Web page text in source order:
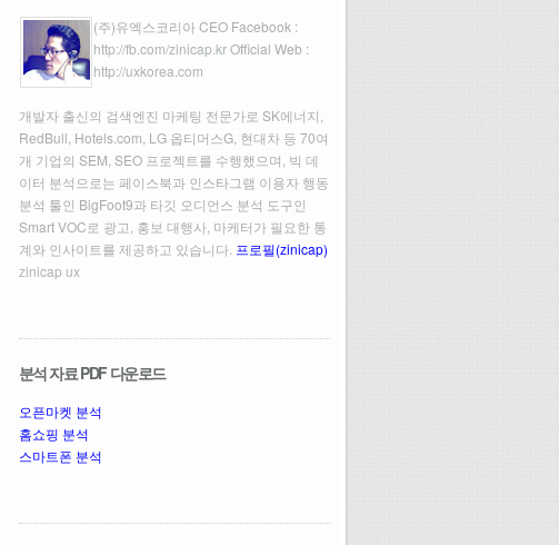
(주)유엑스코리아 CEO Facebook :
http://fb.com/zinicap.krOfficial Web :
http://uxkorea.com
개발자 출신의 검색엔진 마케팅 전문가로 SK에너지,
RedBull, Hotels.com, LG 옵티머스G, 현대차 등 70여
개 기업의 SEM, SEO 프로젝트를 수행했으며, 빅 데
이터 분석으로는 페이스북과 인스타그램 이용자 행동
분석 툴인 BigFoot9과 타깃 오디언스 분석 도구인
Smart VOC로 광고, 홍보 대행사, 마케터가 필요한 통
계와 인사이트를 제공하고 있습니다. 프로필(zinicap)
zinicap ux
분석 자료 PDF 다운로드
오픈마켓 분석
홈쇼핑 분석
스마트폰 분석